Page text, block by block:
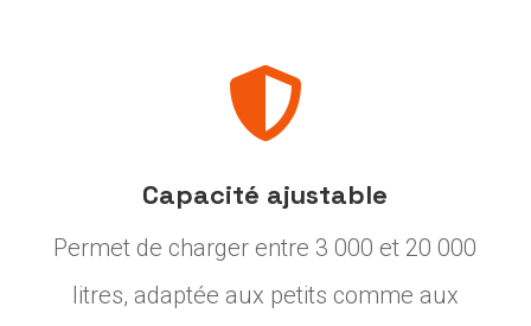

Capacité ajustable
Permet de charger entre 3 000 et 20 000
litres, adaptée aux petits comme aux